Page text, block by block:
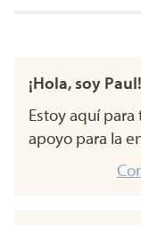
¡Hola, soy Paul!
Estoy aquí
apoyo para la